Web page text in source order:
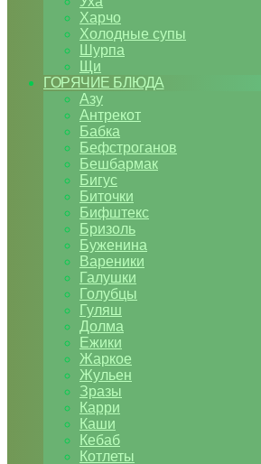
Харчо
Холодные супы
Шурпа
Щи
ГОРЯЧИЕ БЛЮДА
Азу
Антрекот
Бабка
Бефстроганов
Бешбармак
Бигус
Биточки
Бифштекс
Бризоль
Буженина
Вареники
Галушки
Голубцы
Гуляш
Долма
Ежики
Жаркое
Жульен
Зразы
Карри
Каши
Кебаб
Котлеты